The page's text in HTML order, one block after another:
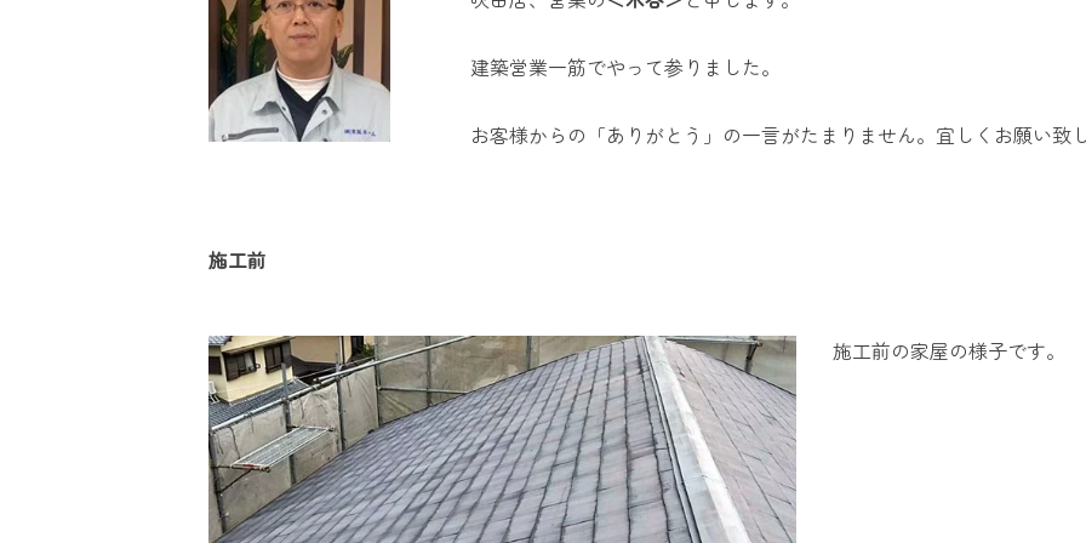
建築営業一筋でやって参りました。
お客様からの「ありがとう」の一言がたまりません。宜しくお願い致
施工前
施工前の家屋の様子です。